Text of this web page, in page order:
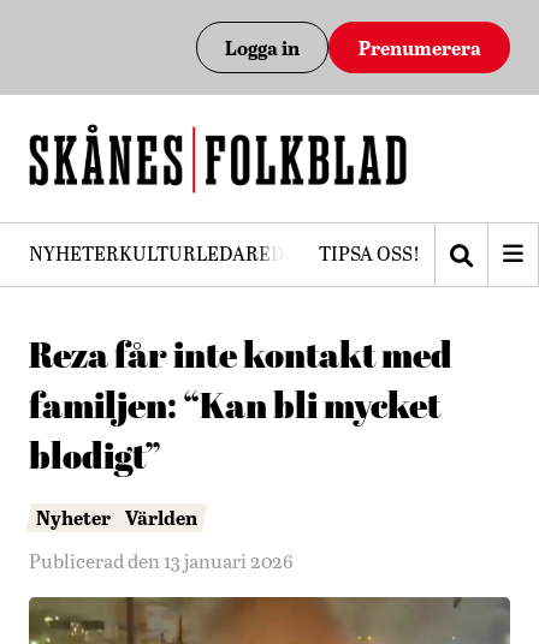
Logga in Prenumerera
NYHETERKULTURLEDAREDEBATTPRENUMERERA
TIPSA OSS!
Reza får inte kontakt med
familjen: “Kan bli mycket
blodigt”
Nyheter Världen
Publicerad den 13 januari 2026